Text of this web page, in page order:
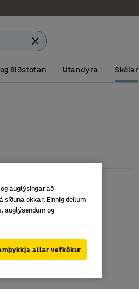
Biðstofan Utandyra Skólar
auglýsingar að
okkar. Einnig deilum
auglýsendum og
allar vefkökur